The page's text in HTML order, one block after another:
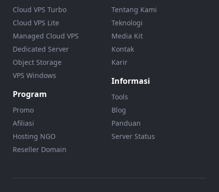
Cloud VPS Turbo
Cloud VPS Lite
Managed Cloud VPS
Dedicated Server
Object Storage
VPS Windows
Program
Promo
Afiliasi
Hosting NGO
Reseller Domain
Tentang Kami
Teknologi
Media Kit
Kontak
Karir
Informasi
Tools
Blog
Panduan
Server Status